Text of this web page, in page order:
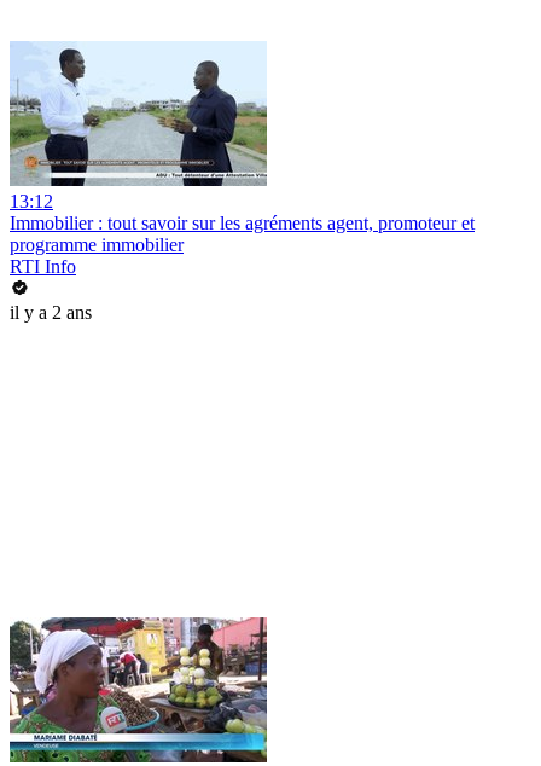
13:12
Immobilier : tout savoir sur les agréments agent, promoteur et
programme immobilier
RTI Info
il y a 2 ans